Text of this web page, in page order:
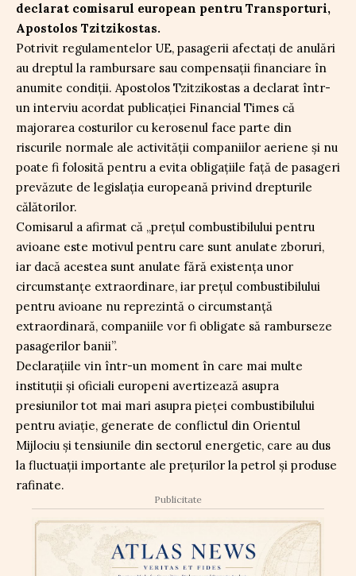
declarat comisarul european pentru Transporturi,
Apostolos Tzitzikostas.
Potrivit regulamentelor UE, pasagerii afectați de anulări
au dreptul la rambursare sau compensații financiare în
anumite condiții. Apostolos Tzitzikostas a declarat într-
un interviu acordat publicației Financial Times că
majorarea costurilor cu kerosenul face parte din
riscurile normale ale activității companiilor aeriene și nu
poate fi folosită pentru a evita obligațiile față de pasageri
prevăzute de legislația europeană privind drepturile
călătorilor.
Comisarul a afirmat că „prețul combustibilului pentru
avioane este motivul pentru care sunt anulate zboruri,
iar dacă acestea sunt anulate fără existența unor
circumstanțe extraordinare, iar prețul combustibilului
pentru avioane nu reprezintă o circumstanță
extraordinară, companiile vor fi obligate să ramburseze
pasagerilor banii”.
Declarațiile vin într-un moment în care mai multe
instituții și oficiali europeni avertizează asupra
presiunilor tot mai mari asupra pieței combustibilului
pentru aviație, generate de conflictul din Orientul
Mijlociu și tensiunile din sectorul energetic, care au dus
la fluctuații importante ale prețurilor la petrol și produse
rafinate.
Publicitate